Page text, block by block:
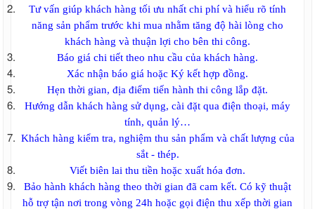
Lưới B40 bọc nhựa
Lưới B40 Nam Định
Kẽm gai , rào lưới kẽm gai giá rẻ
Kẽm lam , rào lưới kẽm lam giá rẻ
Tấm xi măng vân gỗ Conwood
Tấm xi măng vân gỗ lót sàn, sàn gỗ xi
măng, sàn gỗ xi măng, Giá tấm xi măng
giả gỗ
Tấm xi măng giả gỗ ốp tường ngoài
trời, Tấm ốp tường giả gỗ ngoài trời
Tấm ốp trần vân gỗ, Tấm ốp trần giả gỗ,
Tấm xi măng ốp trần
Thép tấm - Thép cuộn - Thép gân
Thép tấm mạ kẽm
Tư vấn giúp khách hàng tối ưu nhất chi phí và hiểu rõ tính
năng sản phẩm trước khi mua nhằm tăng độ hài lòng cho
khách hàng và thuận lợi cho bên thi công.
Báo giá chi tiết theo nhu cầu của khách hàng.
Xác nhận báo giá hoặc Ký kết hợp đồng.
Hẹn thời gian, địa điểm tiến hành thi công lắp đặt.
Hướng dẫn khách hàng sử dụng, cài đặt qua điện thoại, máy
tính, quản lý…
Khách hàng kiểm tra, nghiệm thu sản phẩm và chất lượng của
sắt - thép.
Viết biên lai thu tiền hoặc xuất hóa đơn.
Bảo hành khách hàng theo thời gian đã cam kết. Có kỹ thuật
hỗ trợ tận nơi trong vòng 24h hoặc gọi điện thu xếp thời gian